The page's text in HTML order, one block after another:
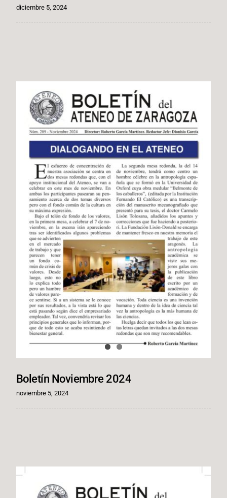
diciembre 5, 2024
Boletín Noviembre 2024
noviembre 5, 2024